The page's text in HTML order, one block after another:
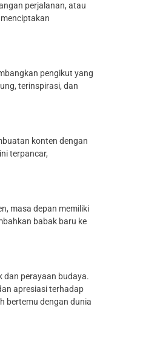
perjalanan, atau
pengikut yang
terinspirasi, dan
konten dengan
terpancar,
masa depan memiliki
babak baru ke
dan perayaan budaya.
apresiasi terhadap
bertemu dengan dunia